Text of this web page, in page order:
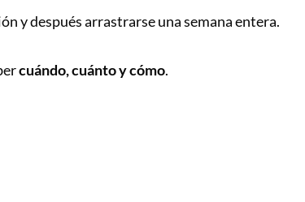
y después arrastrarse una semana entera.
cuándo, cuánto y cómo.